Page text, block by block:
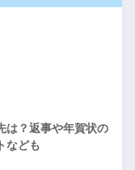
は？返事や年賀状の
なども